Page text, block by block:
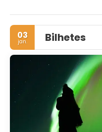
03
jan. Bilhetes